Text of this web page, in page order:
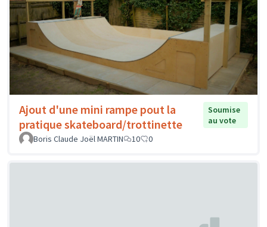
Ajout d'une mini rampe pout la
pratique skateboard/trottinette
Soumise
au vote
Boris Claude Joël MARTIN
10 0